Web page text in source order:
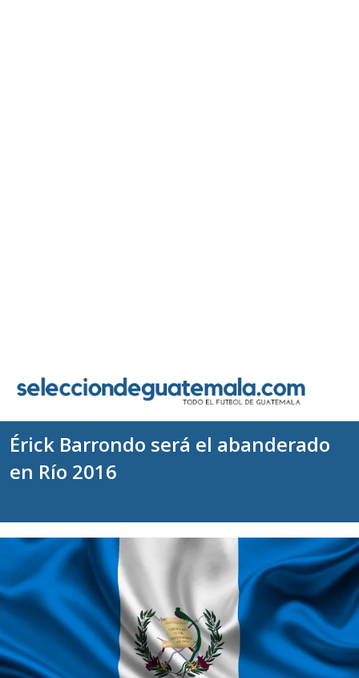
Érick Barrondo será el abanderado
en Río 2016